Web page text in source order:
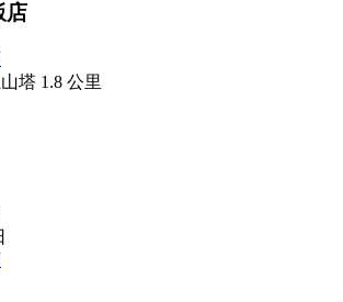
店
塔 1.8 公里